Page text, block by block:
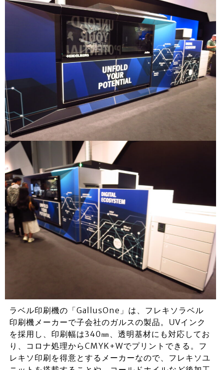
ラベル印刷機の「GallusOne」は、フレキソラベル
印刷機メーカーで子会社のガルスの製品。UVインク
を採用し、印刷幅は340㎜、透明基材にも対応してお
り、コロナ処理からCMYK+Wでプリントできる。フ
レキソ印刷を得意とするメーカーなので、フレキソユ